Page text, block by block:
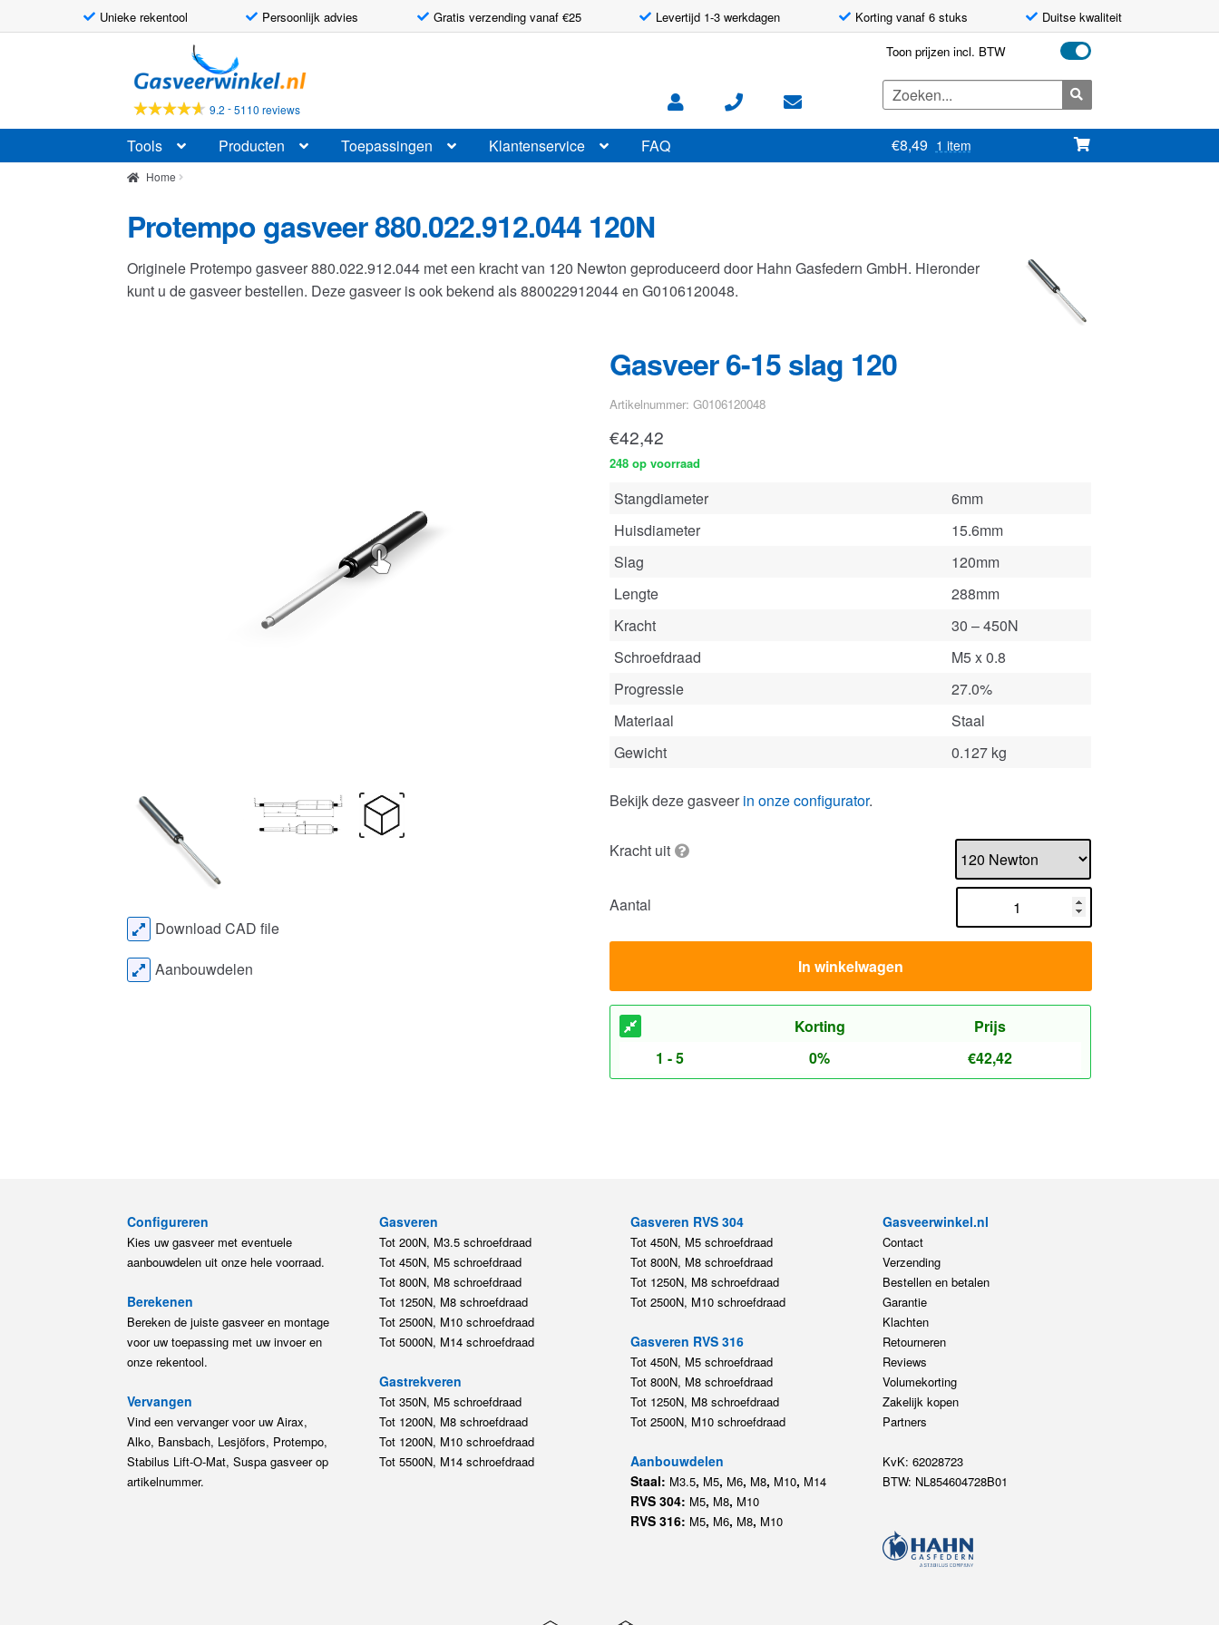
Unieke rekentool Persoonlijk advies Gratis verzending vanaf €25 Levertijd 1-3 werkdagen Korting vanaf 6 stuks Duitse kwaliteit
door
naar
navigatie
naar
de
inhoud
9.2 -5110 reviews
Toon prijzen incl. BTW
Zoeken
naar:
Tools Producten Toepassingen Klantenservice FAQ €8,49 1 item
Home
Protempo gasveer 880.022.912.044 120N
Originele Protempo gasveer 880.022.912.044 met een kracht van 120 Newton geproduceerd door Hahn Gasfedern GmbH. Hieronder
kunt u de gasveer bestellen. Deze gasveer is ook bekend als 880022912044 en G0106120048.
Gasveer 6-15 slag 120
Artikelnummer: G0106120048
€42,42
248 op voorraad
Stangdiameter
6mm
Huisdiameter
15.6mm
Slag
120mm
Lengte
288mm
Kracht
30 – 450N
Schroefdraad
M5 x 0.8
Progressie
27.0%
Materiaal
Staal
Gewicht
0.127 kg
Bekijk deze gasveer in onze configurator.
Kracht uit
Aantal
In winkelwagen
Korting
Prijs
1 - 5
0% €42,42
Download CAD file
Aanbouwdelen
Configureren
Kies uw gasveer met eventuele
aanbouwdelen uit onze hele voorraad.
Berekenen
Bereken de juiste gasveer en montage
voor uw toepassing met uw invoer en
onze rekentool.
Vervangen
Vind een vervanger voor uw Airax,
Alko, Bansbach, Lesjöfors, Protempo,
Stabilus Lift-O-Mat, Suspa gasveer op
artikelnummer.
Gasveren
Tot 200N, M3.5 schroefdraad
Tot 450N, M5 schroefdraad
Tot 800N, M8 schroefdraad
Tot 1250N, M8 schroefdraad
Tot 2500N, M10 schroefdraad
Tot 5000N, M14 schroefdraad
Gastrekveren
Tot 350N, M5 schroefdraad
Tot 1200N, M8 schroefdraad
Tot 1200N, M10 schroefdraad
Tot 5500N, M14 schroefdraad
Gasveren RVS 304
Tot 450N, M5 schroefdraad
Tot 800N, M8 schroefdraad
Tot 1250N, M8 schroefdraad
Tot 2500N, M10 schroefdraad
Gasveren RVS 316
Tot 450N, M5 schroefdraad
Tot 800N, M8 schroefdraad
Tot 1250N, M8 schroefdraad
Tot 2500N, M10 schroefdraad
Aanbouwdelen
Staal: M3.5, M5, M6, M8, M10, M14
RVS 304: M5, M8, M10
RVS 316: M5, M6, M8, M10
Gasveerwinkel.nl
Contact
Verzending
Bestellen en betalen
Garantie
Klachten
Retourneren
Reviews
Volumekorting
Zakelijk kopen
Partners
KvK: 62028723
BTW: NL854604728B01